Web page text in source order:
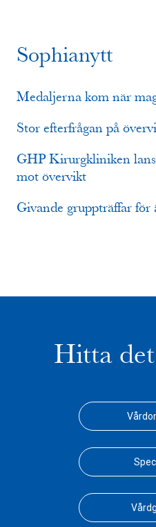
Sophianytt
Medaljerna kom när
Stor efterfrågan på
GHP Kirurgkliniken
mot övervikt
Givande gruppträffar för
Hitta